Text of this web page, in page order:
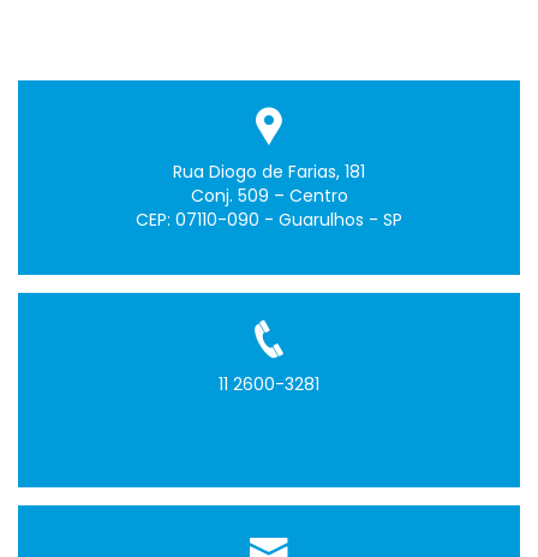
Rua Diogo de Farias, 181
Conj. 509 – Centro
CEP: 07110-090 - Guarulhos - SP
11 2600-3281